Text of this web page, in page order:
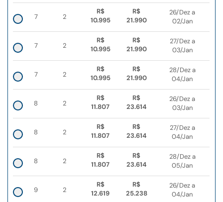
7 2
R$
10.995
R$
21.990
26/Dez a
02/Jan
7 2
R$
10.995
R$
21.990
27/Dez a
03/Jan
7 2
R$
10.995
R$
21.990
28/Dez a
04/Jan
8 2
R$
11.807
R$
23.614
26/Dez a
03/Jan
8 2
R$
11.807
R$
23.614
27/Dez a
04/Jan
8 2
R$
11.807
R$
23.614
28/Dez a
05/Jan
9 2
R$
12.619
R$
25.238
26/Dez a
04/Jan